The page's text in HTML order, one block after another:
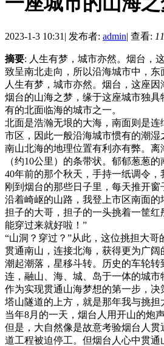
2023-1-3 10:31 | 发布者: admin| 查看:
摘要: 人生有梦，城市亦然。烟台，
致呈南北走向，所以沿海城市中，东
人生有梦，城市亦然。烟台，这座
烟台的山海之梦，缘于这座城市独
有的北面临海的城市之一。
北面是浩瀚无垠的大海，南面则是
市区，因此一般沿海城市惯有的潮
南山北海的地理位置有利亦有弊。
（约10公里）的条带状。郁郁葱葱
40年前的那个秋天，手持一纸调令，
刚到烟台的那些日子里，每天推开
沿着崎岖的山路，我登上市区南面
担子的大哥，担子的一头挑着一筐
能穿过来就好啦！”
“山洞？穿过？”从此，这位挑担大哥
贯通南山，连接北海，获得更为广
潮起潮落，星移斗转。历史的车轮
连，融山、海、城、岛于一体的城市
作为实现贯通山海梦想的第一步，
塔山隧道的上方，就是那年我与挑担
当年8月的一天，烟台人用开山的炮
但是，大自然像是故意考验烟台人
道工程被迫停工。但烟台人心中贯通